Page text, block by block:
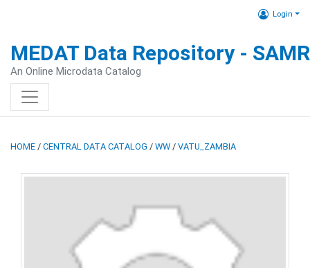
Login
MEDAT Data Repository -
An Online Microdata Catalog
HOME / CENTRAL DATA CATALOG / WW / VATU_ZAMBIA